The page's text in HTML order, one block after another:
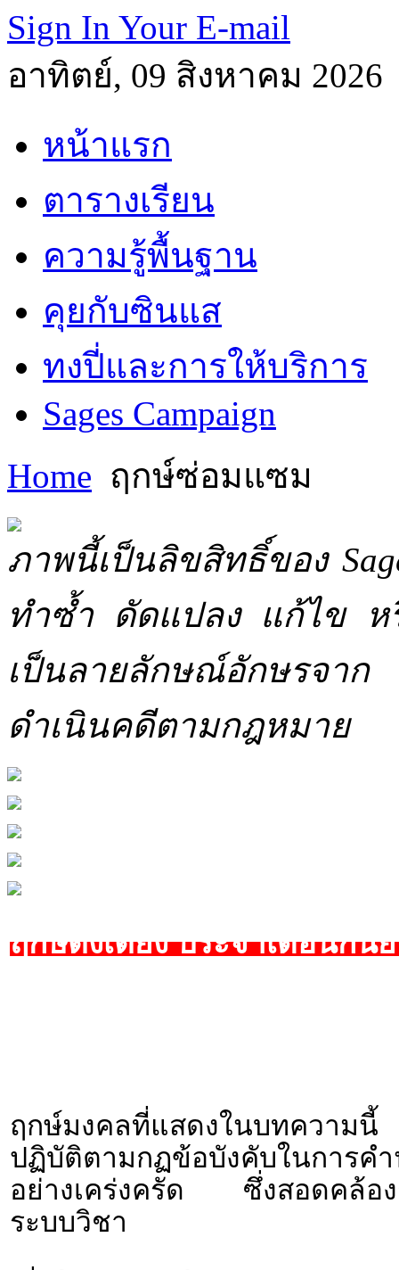
Sign In Your E-mail
อาทิตย์, 09 สิงหาคม 2026
หน้าแรก
ตารางเรียน
ความรู้พื้นฐาน
คุยกับซินแส
ทงปี่และการให้บริการ
Sages Campaign
Home ฤกษ์ซ่อมแซม
ภาพนี้เป็นลิขสิทธิ์ของ
ทำซ้ำ ดัดแปลง แก้ไข ห
เป็นลายลักษณ์อักษรจาก
ดำเนินคดีตามกฎหมาย
ฤกษ์ตั้งเตียง ประจำเดือนกัน
ฤกษ์มงคลที่แสดงในบทความ
ปฏิบัติตามกฏข้อบังคับในก
อย่างเคร่งครัด ซึ่งสอดคล้อง
ระบบวิชา